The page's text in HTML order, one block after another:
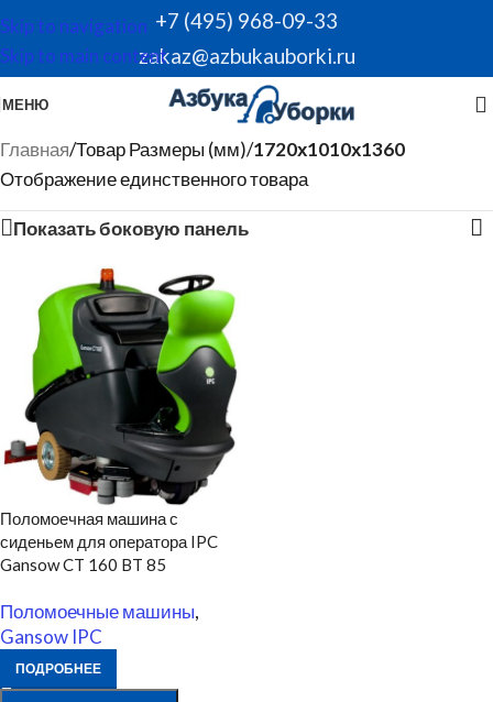
Skip to navigation
Skip to main content
+7 (495) 968-09-33
zakaz@azbukauborki.ru
МЕНЮ
Главная/Товар Размеры (мм)/1720х1010х1360
Отображение единственного товара
Показать боковую панель
Поломоечная машина с
сиденьем для оператора IPC
Gansow CT 160 BT 85
Поломоечные машины,
Gansow IPC
ПОДРОБНЕЕ